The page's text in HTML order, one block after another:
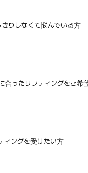
きりしなくて悩んでいる方
合ったリフティングをご希
ィングを受けたい方